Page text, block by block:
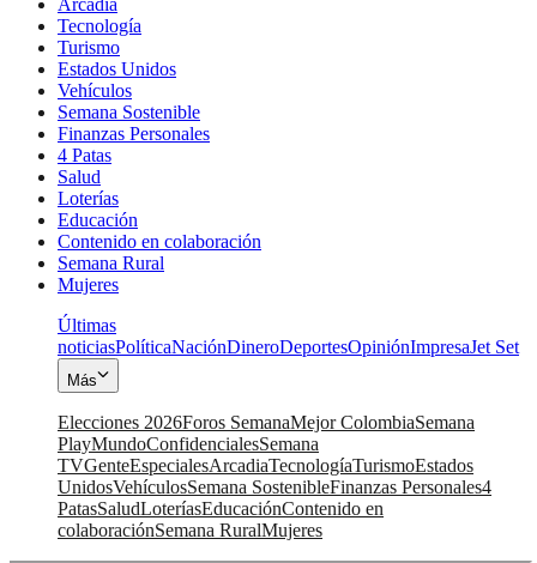
Tecnología
Turismo
Estados Unidos
Vehículos
Semana Sostenible
Finanzas Personales
4 Patas
Salud
Loterías
Educación
Contenido en colaboración
Semana Rural
Mujeres
Últimas
noticiasPolíticaNaciónDineroDeportesOpiniónImpresaJet Set
Más
Elecciones 2026Foros SemanaMejor ColombiaSemana
PlayMundoConfidencialesSemana
TVGenteEspecialesArcadiaTecnologíaTurismoEstados
UnidosVehículosSemana SostenibleFinanzas Personales4
PatasSaludLoteríasEducaciónContenido en
colaboraciónSemana RuralMujeres